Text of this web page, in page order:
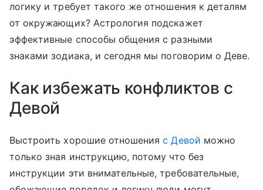
логику и требует такого же отношения к деталям
от окружающих? Астрология подскажет
эффективные способы общения с разными
знаками зодиака, и сегодня мы поговорим о Деве.
Как избежать конфликтов с
Девой
Выстроить хорошие отношенияс Девой можно
только зная инструкцию, потому что без
инструкции эти внимательные, требовательные,